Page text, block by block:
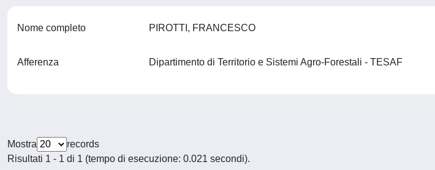
Nome completo PIROTTI, FRANCESCO
Afferenza Dipartimento di Territorio e Sistemi Agro-Forestali - TESAF
Mostra
records
Risultati 1 - 1 di 1 (tempo di esecuzione: 0.021 secondi).